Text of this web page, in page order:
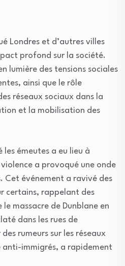
Londres et d’autres villes
profond sur la société.
lumière des tensions sociales
ainsi que le rôle
réseaux sociaux dans la
et la mobilisation des
les émeutes a eu lieu à
a provoqué une onde
Cet événement a ravivé des
certains, rappelant des
massacre de Dunblane en
dans les rues de
rumeurs sur les réseaux
anti-immigrés, a rapidement